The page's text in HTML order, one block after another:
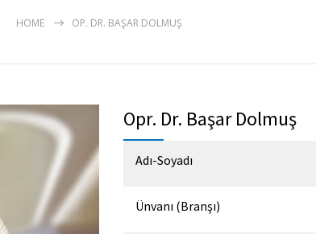
HOME OP. DR. BAŞAR DOLMUŞ
Opr. Dr. Başar Dolmuş
Adı-Soyadı
Ünvanı (Branşı)